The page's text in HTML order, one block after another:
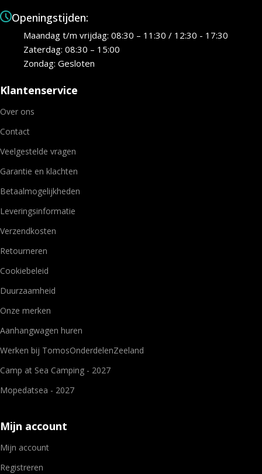
Openingstijden:
Maandag t/m vrijdag: 08:30 – 11:30 / 12:30 - 17:30
Zaterdag: 08:30 – 15:00
Zondag: Gesloten
Klantenservice
Over ons
Contact
Veelgestelde vragen
Garantie en klachten
Betaalmogelijkheden
Leveringsinformatie
Verzendkosten
Retourneren
Cookiebeleid
Duurzaamheid
Onze merken
Aanhangwagen huren
Werken bij TomosOnderdelenZeeland
Camp at Sea Camping - 2027
Mopedatsea - 2027
Mijn account
Mijn account
Registreren